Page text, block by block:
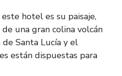
hotel es su paisaje,
una gran colina volcán
Santa Lucía y el
están dispuestas para